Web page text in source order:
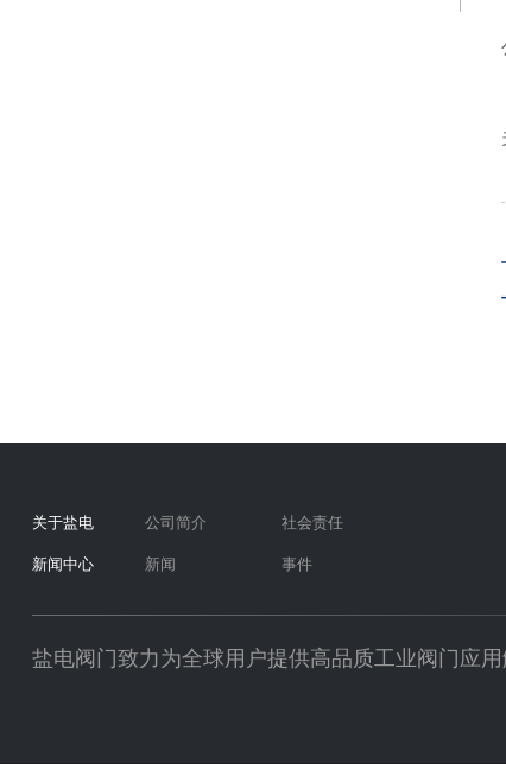
关于盐电 公司简介 社会责任
新闻中心 新闻 事件
盐电阀门致力为全球用户提供高品质工业阀门应